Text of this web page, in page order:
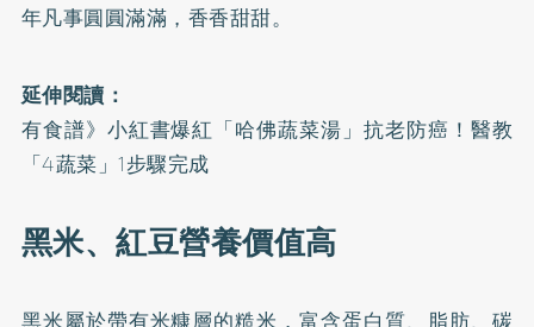
年凡事圓圓滿滿，香香甜甜。
延伸閱讀：
有食譜》小紅書爆紅「哈佛蔬菜湯」抗老防癌！醫教
「4蔬菜」1步驟完成
黑米、紅豆營養價值高
黑米屬於帶有米糠層的糙米，富含蛋白質、脂肪、碳